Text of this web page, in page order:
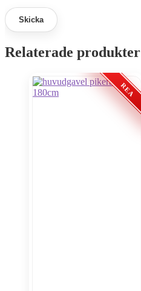
Relaterade produkter